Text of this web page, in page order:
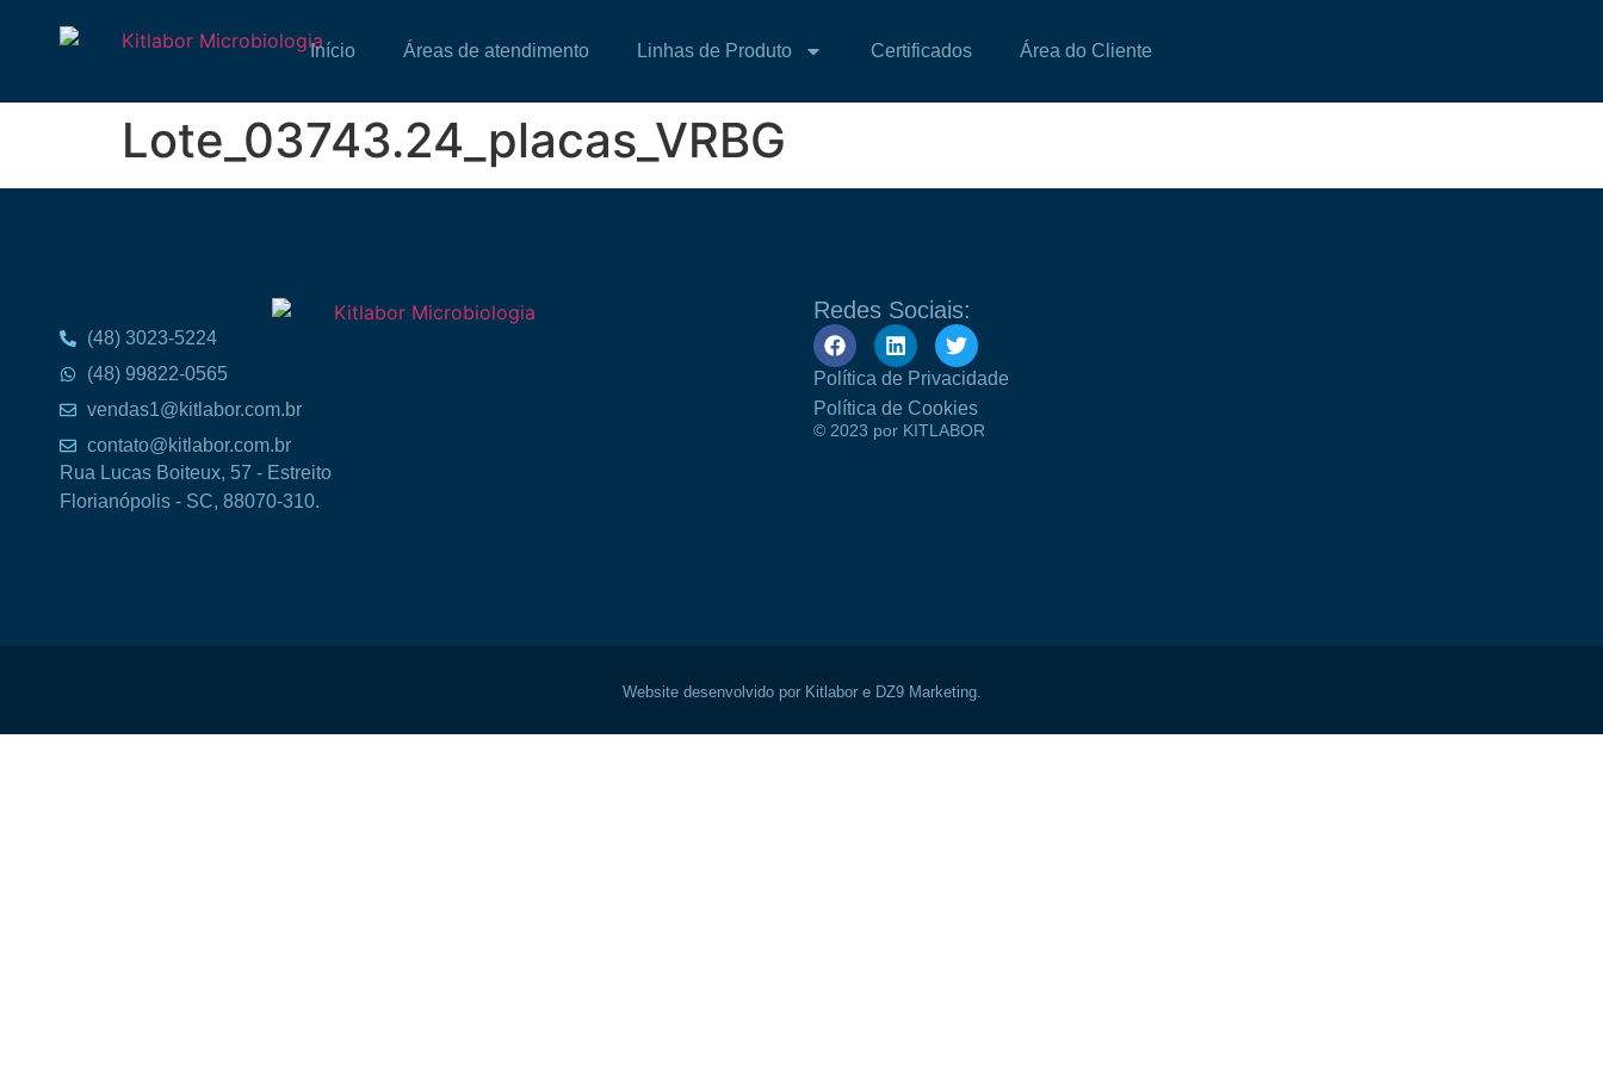
Início Áreas de atendimento Linhas de Produto Certificados Área do Cliente
Lote_03743.24_placas_VRBG
(48) 3023-5224
(48) 99822-0565
vendas1@kitlabor.com.br
contato@kitlabor.com.br
Rua Lucas Boiteux, 57 - Estreito
Florianópolis - SC, 88070-310.
Redes Sociais:
Política de Privacidade
Política de Cookies
© 2023 por KITLABOR
Website desenvolvido por Kitlabor e DZ9 Marketing.